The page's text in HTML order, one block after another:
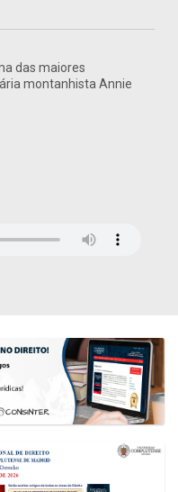
das maiores
montanhista Annie